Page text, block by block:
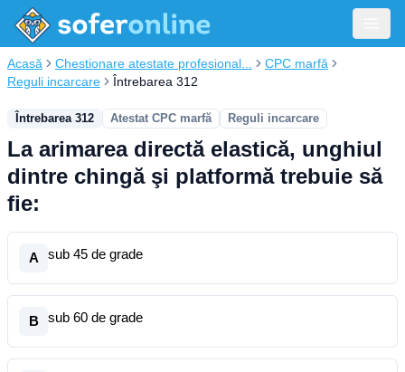
Acasă Chestionare atestate profesional...
CPC marfă
Reguli incarcare
Întrebarea 312
Întrebarea 312 Atestat CPC marfă Reguli incarcare
La arimarea directă elastică, unghiul
dintre chingă şi platformă trebuie să
fie:
A sub 45 de grade
B sub 60 de grade